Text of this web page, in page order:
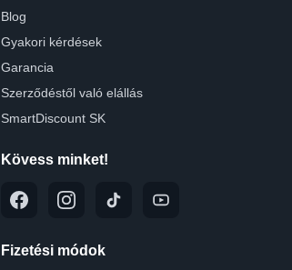
Blog
Gyakori kérdések
Garancia
Szerződéstől való elállás
SmartDiscount SK
Kövess minket!
Fizetési módok